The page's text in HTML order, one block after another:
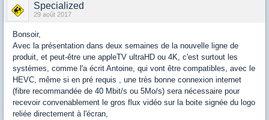
Specialized
29 août 2017
Bonsoir,
Avec la présentation dans deux semaines de la nouvelle ligne de
produit, et peut-être une appleTV ultraHD ou 4K, c'est surtout les
systèmes, comme l'a écrit Antoine, qui vont être compatibles, avec le
HEVC, même si en pré requis , une très bonne connexion internet
(fibre recommandée de 40 Mbit/s ou 5Mo/s) sera nécessaire pour
recevoir convenablement le gros flux vidéo sur la boite signée du logo
reliée directement à l'écran,